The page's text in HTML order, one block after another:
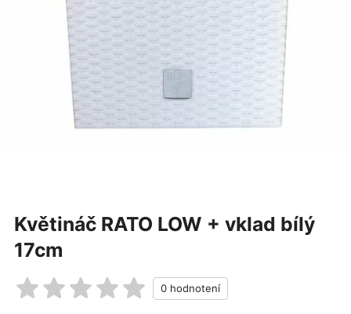
Květináč RATO LOW + vklad bílý
17cm